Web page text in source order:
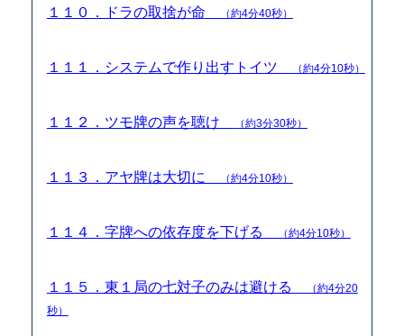
１１０．ドラの取捨が命 （約4分40秒）
１１１．システムで作り出すトイツ （約4分10秒）
１１２．ツモ牌の声を聴け （約3分30秒）
１１３．アヤ牌は大切に （約4分10秒）
１１４．字牌への依存度を下げる （約4分10秒）
１１５．東１局の七対子のみは避ける
（約4分20
秒）